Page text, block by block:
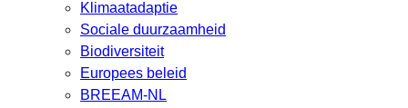
Klimaatadaptie
Sociale duurzaamheid
Biodiversiteit
Europees beleid
BREEAM-NL